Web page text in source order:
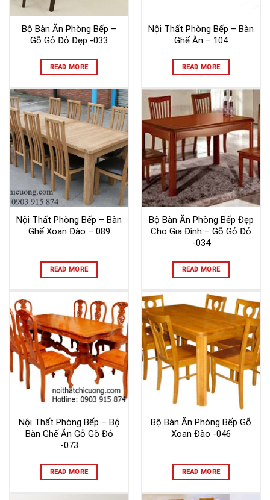
Bộ Bàn Ăn Phòng Bếp –
Gỗ Gỏ Đỏ Đẹp -033
READ MORE
Nội Thất Phòng Bếp – Bàn
Ghế Ăn – 104
READ MORE
Nội Thất Phòng Bếp – Bàn
Ghế Xoan Đào – 089
READ MORE
Bộ Bàn Ăn Phòng Bếp Đẹp
Cho Gia Đình – Gỗ Gỏ Đỏ
-034
READ MORE
Nội Thất Phòng Bếp – Bộ
Bàn Ghế Ăn Gỗ Gõ Đỏ
-073
READ MORE
Bộ Bàn Ăn Phòng Bếp Gỗ
Xoan Đào -046
READ MORE